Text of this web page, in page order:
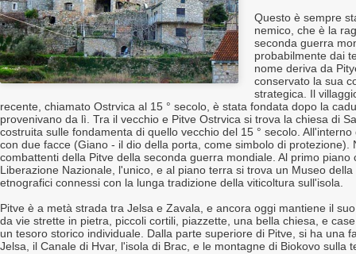
Questo è sempre
nemico, che è la
seconda guerra
probabilmente dai
nome deriva da
conservato la sua
strategica. Il
recente, chiamato Ostrvica al 15 ° secolo, è stata fondata dopo la
provenivano da lì. Tra il vecchio e Pitve Ostrvica si trova la chiesa di
costruita sulle fondamenta di quello vecchio del 15 ° secolo.
con due facce (Giano - il dio della porta, come simbolo di protezione).
combattenti della Pitve della seconda guerra mondiale. Al primo
Liberazione Nazionale, l'unico, e al piano terra si trova un Museo
etnografici connessi con la lunga tradizione della viticoltura sull'isola.
Pitve è a metà strada tra Jelsa e Zavala, e ancora oggi mantiene il
da vie strette in pietra, piccoli cortili, piazzette, una bella chiesa, e
un tesoro storico individuale. Dalla parte superiore di Pitve, si ha una
Jelsa, il Canale di Hvar, l'isola di Brac, e le montagne di Biokovo sulla